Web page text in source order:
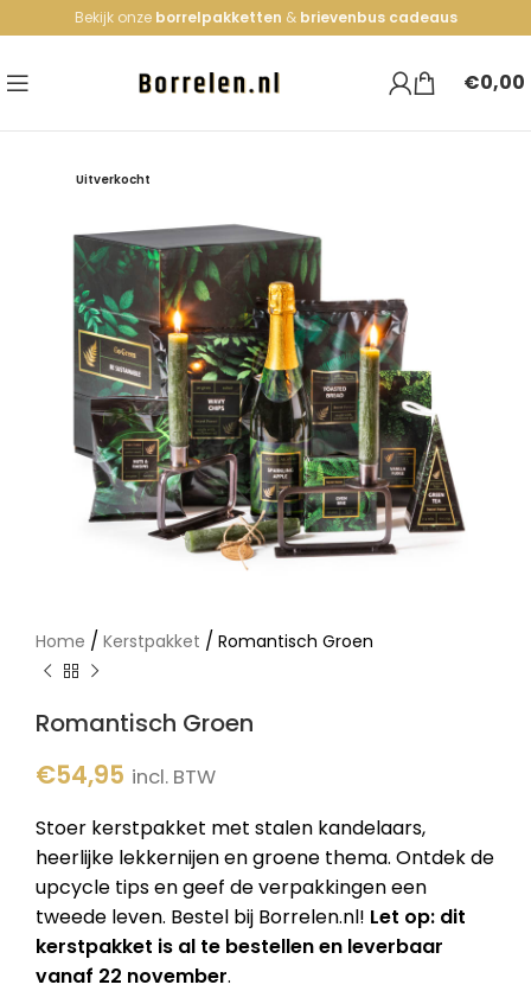
Bekijk onze borrelpakketten & brievenbus cadeaus
€0,00
Uitverkocht
Home / Kerstpakket / Romantisch Groen
Romantisch Groen
€54,95 incl. BTW
Stoer kerstpakket met stalen kandelaars,
heerlijke lekkernijen en groene thema. Ontdek de
upcycle tips en geef de verpakkingen een
tweede leven. Bestel bij Borrelen.nl! Let op: dit
kerstpakket is al te bestellen en leverbaar
vanaf 22 november.